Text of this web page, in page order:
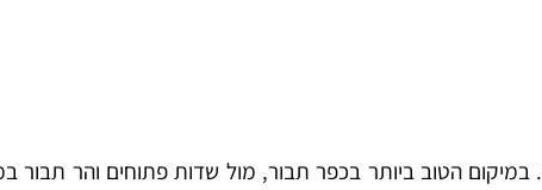
במיקום הטוב ביותר בכפר תבור, מול שדות פתוחים והר תבור